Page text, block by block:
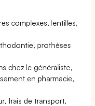
complexes, lentilles,
prothèses
chez le généraliste,
en pharmacie,
frais de transport,